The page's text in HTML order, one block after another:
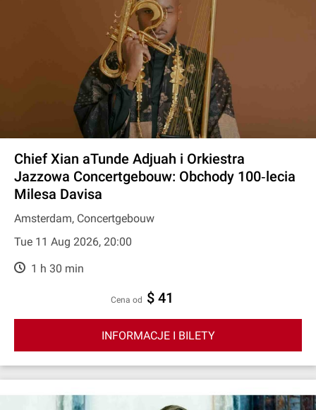
Chief Xian aTunde Adjuah i Orkiestra
Jazzowa Concertgebouw: Obchody 100‐lecia
Milesa Davisa
Amsterdam, Concertgebouw
Tue 11 Aug 2026, 20:00
1 h 30 min
cena od $ 41
INFORMACJE I BILETY